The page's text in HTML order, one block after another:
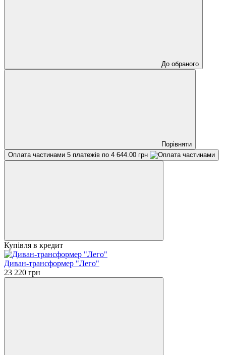
До обраного
Порівняти
Оплата частинами 5 платежів по 4 644.00 грн
Купівля в кредит
Диван-трансформер "Лего"
23 220 грн